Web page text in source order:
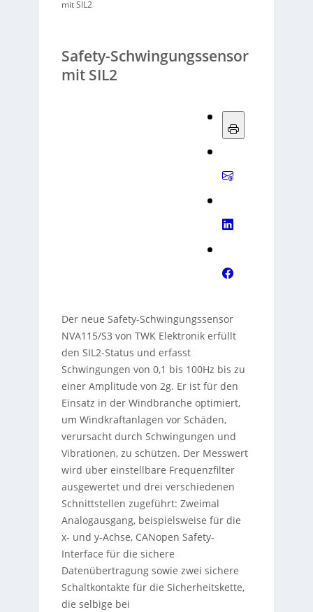
mit SIL2
Safety-Schwingungssensor
mit SIL2
Der neue Safety-Schwingungssensor
NVA115/S3 von TWK Elektronik erfüllt
den SIL2-Status und erfasst
Schwingungen von 0,1 bis 100Hz bis zu
einer Amplitude von 2g. Er ist für den
Einsatz in der Windbranche optimiert,
um Windkraftanlagen vor Schäden,
verursacht durch Schwingungen und
Vibrationen, zu schützen. Der Messwert
wird über einstellbare Frequenzfilter
ausgewertet und drei verschiedenen
Schnittstellen zugeführt: Zweimal
Analogausgang, beispielsweise für die
x- und y-Achse, CANopen Safety-
Interface für die sichere
Datenübertragung sowie zwei sichere
Schaltkontakte für die Sicherheitskette,
die selbige bei